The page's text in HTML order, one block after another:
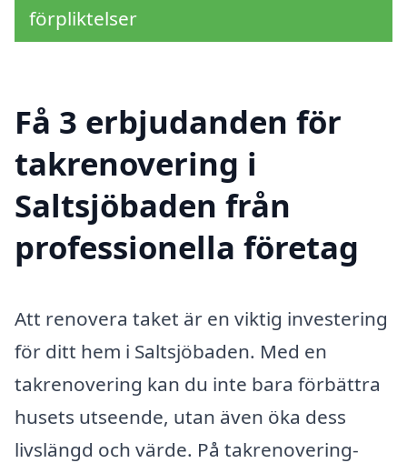
förpliktelser
Få 3 erbjudanden för
takrenovering i
Saltsjöbaden från
professionella företag
Att renovera taket är en viktig investering
för ditt hem i Saltsjöbaden. Med en
takrenovering kan du inte bara förbättra
husets utseende, utan även öka dess
livslängd och värde. På takrenovering-